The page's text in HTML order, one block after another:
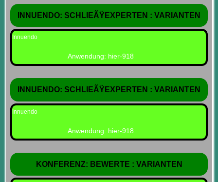
INNUENDO: SCHLIEÃŸEXPERTEN : VARIANTEN
Innuendo
Anwendung: hier-918
INNUENDO: SCHLIEÃŸEXPERTEN : VARIANTEN
Innuendo
Anwendung: hier-918
KONFERENZ: BEWERTE : VARIANTEN